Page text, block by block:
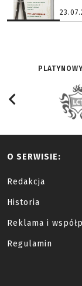
O SERWISIE:
Redakcja
Historia
Reklama i
Regulamin